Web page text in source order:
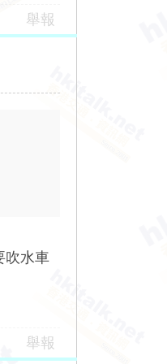
舉報
吹水車
舉報